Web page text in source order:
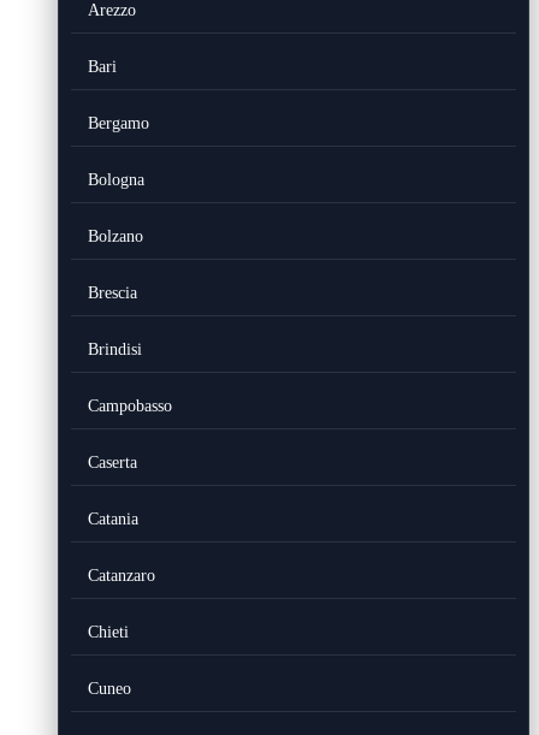
Arezzo
Bari
Bergamo
Bologna
Bolzano
Brescia
Brindisi
Campobasso
Caserta
Catania
Catanzaro
Chieti
Cuneo